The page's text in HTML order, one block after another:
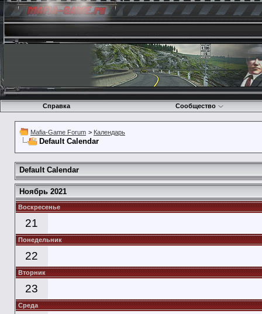
Справка Сообщество
Mafia-Game Forum > Календарь
Default Calendar
Default Calendar
Ноябрь 2021
Воскресенье
21
Понедельник
22
Вторник
23
Среда